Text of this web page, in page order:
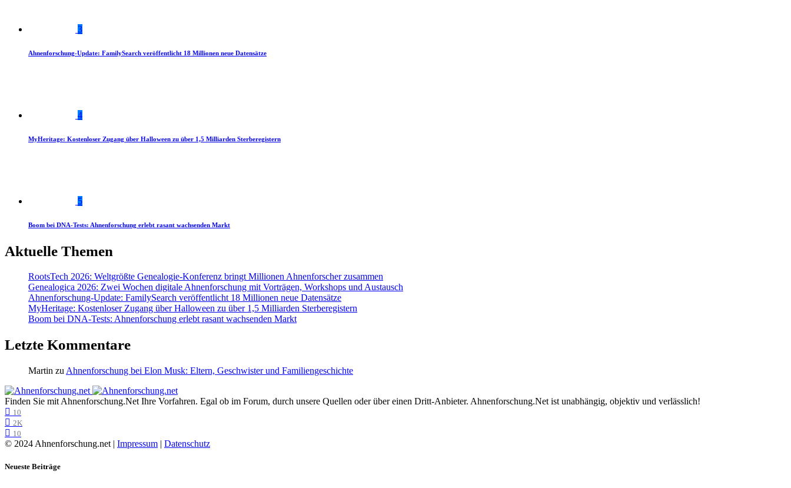
3
Ahnenforschung-Update: FamilySearch veröffentlicht 18 Millionen neue Datensätze
4
MyHeritage: Kostenloser Zugang über Halloween zu über 1,5 Milliarden Sterberegistern
5
Boom bei DNA-Tests: Ahnenforschung erlebt rasant wachsenden Markt
Aktuelle Themen
RootsTech 2026: Weltgrößte Genealogie-Konferenz bringt Millionen Ahnenforscher zusammen
Genealogica 2026: Zwei Wochen digitale Ahnenforschung mit Vorträgen, Workshops und Austausch
Ahnenforschung-Update: FamilySearch veröffentlicht 18 Millionen neue Datensätze
MyHeritage: Kostenloser Zugang über Halloween zu über 1,5 Milliarden Sterberegistern
Boom bei DNA-Tests: Ahnenforschung erlebt rasant wachsenden Markt
Letzte Kommentare
Martin zu Ahnenforschung bei Elon Musk: Eltern, Geschwister und Familiengeschichte
Finden Sie mit Ahnenforschung.Net Ihre Vorfahren. Egal ob im Forum, durch unsere Quellen oder über einen Dritt-Anbieter. Ahnenforschung.Net ist unabhängig, objektiv und verlässlich!
10
2K
10
© 2024 Ahnenforschung.net | Impressum | Datenschutz
Neueste Beiträge